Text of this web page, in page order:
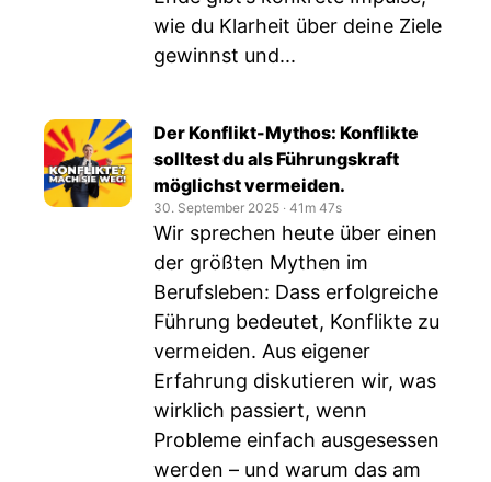
wie du Klarheit über deine Ziele
gewinnst und...
Der Konflikt-Mythos: Konflikte
solltest du als Führungskraft
möglichst vermeiden.
30. September 2025 ‧ 41m 47s
Wir sprechen heute über einen
der größten Mythen im
Berufsleben: Dass erfolgreiche
Führung bedeutet, Konflikte zu
vermeiden. Aus eigener
Erfahrung diskutieren wir, was
wirklich passiert, wenn
Probleme einfach ausgesessen
werden – und warum das am